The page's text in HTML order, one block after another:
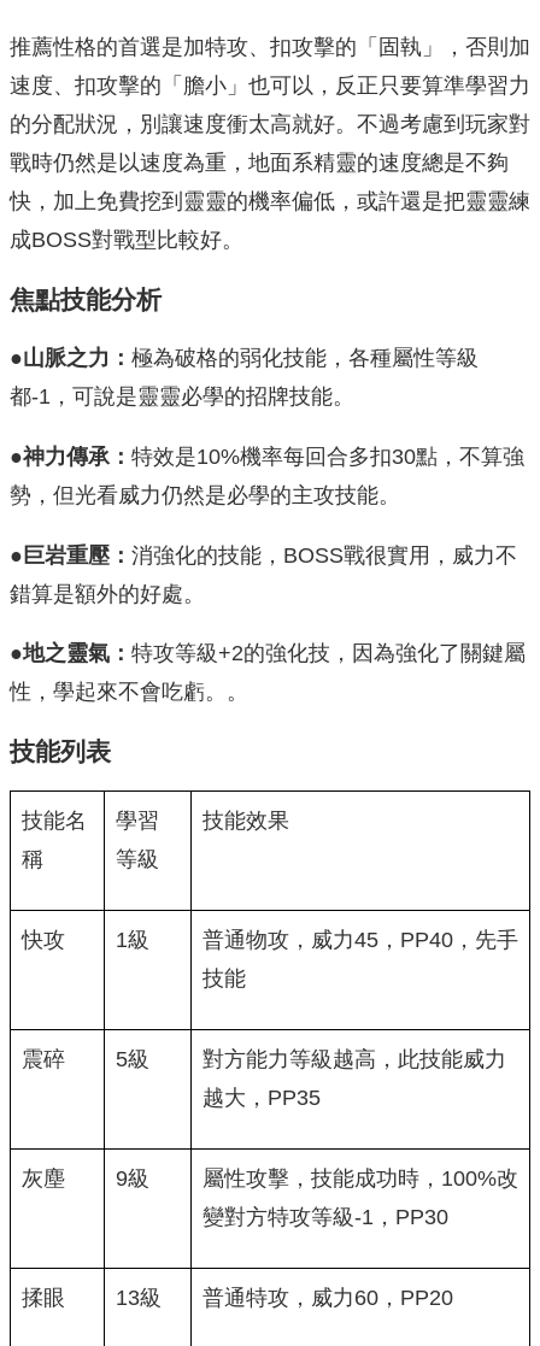
推薦性格的首選是加特攻、扣攻擊的「固執」，否則加
速度、扣攻擊的「膽小」也可以，反正只要算準學習力
的分配狀況，別讓速度衝太高就好。不過考慮到玩家對
戰時仍然是以速度為重，地面系精靈的速度總是不夠
快，加上免費挖到靈靈的機率偏低，或許還是把靈靈練
成BOSS對戰型比較好。
焦點技能分析
●山脈之力： 極為破格的弱化技能，各種屬性等級
都-1，可說是靈靈必學的招牌技能。
●神力傳承： 特效是10%機率每回合多扣30點，不算強
勢，但光看威力仍然是必學的主攻技能。
● 巨岩重壓： 消強化的技能，BOSS戰很實用，威力不
錯算是額外的好處。
●地之靈氣： 特攻等級+2的強化技，因為強化了關鍵屬
性，學起來不會吃虧。。
技能列表
技能名
稱
學習
等級
技能效果
快攻 1級
普通物攻，威力45，PP40，先手
技能
震碎 5級
對方能力等級越高，此技能威力
越大，PP35
灰塵 9級
屬性攻擊，技能成功時，100%改
變對方特攻等級-1，PP30
揉眼 13級 普通特攻，威力60，PP20